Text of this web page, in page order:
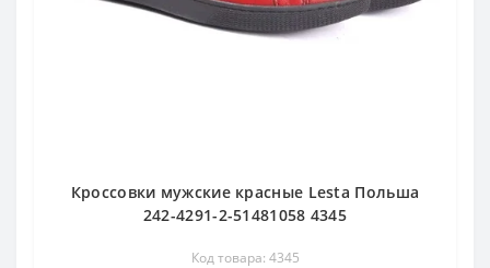
Кроссовки мужские красные Lesta Польша
242-4291-2-51481058 4345
Код товара: 4345